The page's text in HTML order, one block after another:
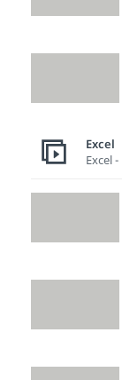
Excel
Excel